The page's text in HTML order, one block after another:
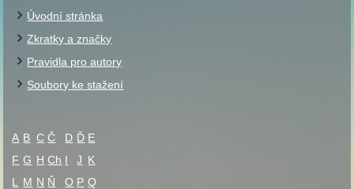
Úvodní stránka
Zkratky a značky
Pravidla pro autory
Soubory ke stažení
A B C Č D Ď E
F G H Ch I J K
L
M N Ň O P Q